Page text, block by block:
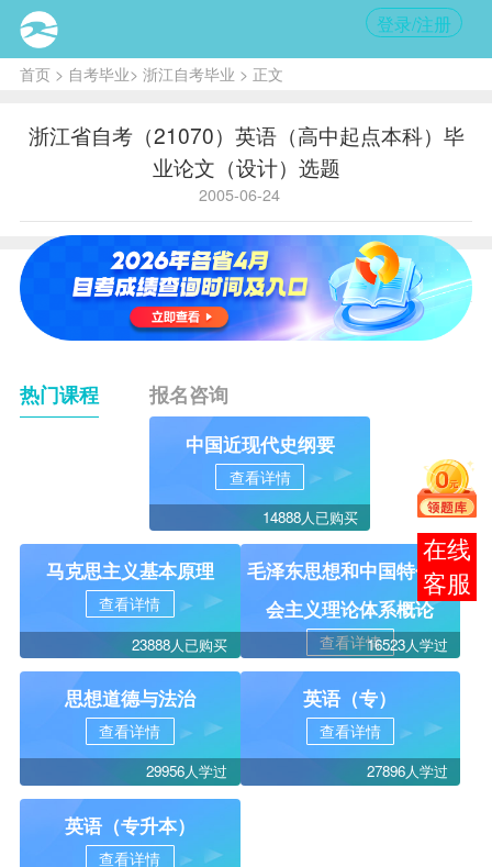
登录/注册
首页> 自考毕业> 浙江自考毕业 > 正文
浙江省自考（21070）英语（高中起点本科）毕
业论文（设计）选题
2005-06-24
热门课程 报名咨询
中国近现代史纲要
查看详情
14888人已购买
马克思主义基本原理
查看详情
23888人已购买
毛泽东思想和中国特色社
会主义理论体系概论
查看详情16523人学过
思想道德与法治
查看详情
29956人学过
英语（专）
查看详情
27896人学过
英语（专升本）
查看详情
在线
客服